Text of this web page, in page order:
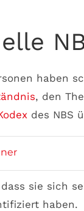
haben
, den
des NBS
sie sich
haben.